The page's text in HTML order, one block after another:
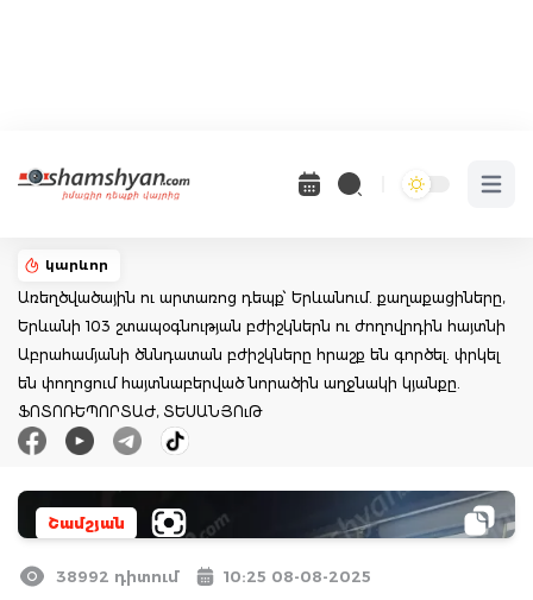
Open
կարևոր
Առեղծվածային ու արտառոց դեպք՝ Երևանում. քաղաքացիները,
Երևանի 103 շտապօգնության բժիշկներն ու ժողովրդին հայտնի
Աբրահամյանի ծննդատան բժիշկները հրաշք են գործել. փրկել
են փողոցում հայտնաբերված նորածին աղջնակի կյանքը.
ՖՈՏՈՌԵՊՈՐՏԱԺ, ՏԵՍԱՆՅՈւԹ
Շամշյան
38992 դիտում 10:25 08-08-2025